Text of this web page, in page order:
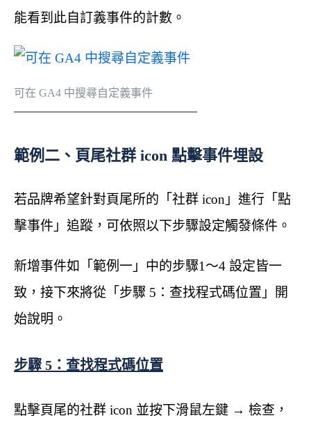
能看到此自訂義事件的計數。
可在 GA4 中搜尋自定義事件
範例二、頁尾社群 icon 點擊事件埋設
若品牌希望針對頁尾所的「社群 icon」進行「點
擊事件」追蹤，可依照以下步驟設定觸發條件。
新增事件如「範例一」中的步驟1～4 設定皆一
致，接下來將從「步驟 5：查找程式碼位置」開
始說明。
步驟 5：查找程式碼位置
點擊頁尾的社群 icon 並按下滑鼠左鍵 → 檢查，